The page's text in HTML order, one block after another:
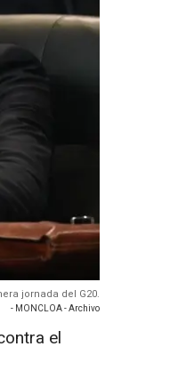
jornada del G20.
- MONCLOA - Archivo
el